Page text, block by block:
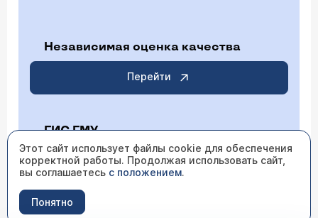
Независимая оценка качества
Перейти
ГИС ГМУ
Перейти
Этот сайт использует файлы cookie для обеспечения
корректной работы. Продолжая использовать сайт,
вы соглашаетесь с положением.
Понятно